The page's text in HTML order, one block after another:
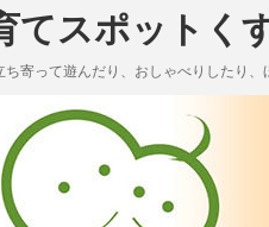
てスポットく
ち寄って遊んだり、おしゃべりしたり、